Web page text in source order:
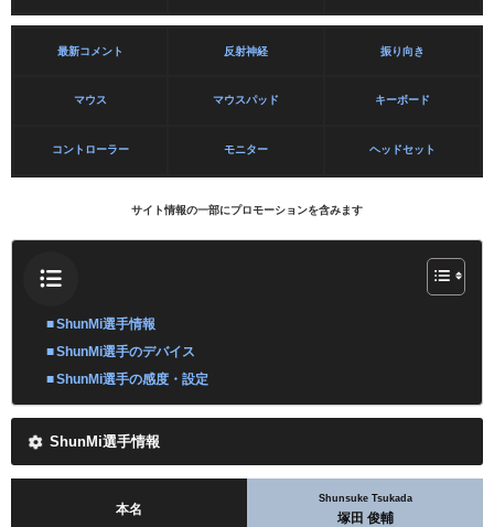
最新コメント 反射神経 振り向き
マウス マウスパッド キーボード
コントローラー モニター ヘッドセット
サイト情報の一部にプロモーションを含みます
ShunMi選手情報
ShunMi選手のデバイス
ShunMi選手の感度・設定
ShunMi選手情報
本名
Shunsuke Tsukada
塚田 俊輔